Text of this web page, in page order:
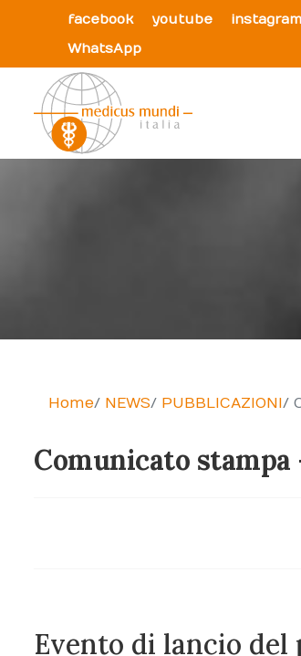
facebook youtube instagram
WhatsApp
Home NEWS PUBBLICAZIONI
Comunicato stampa
Evento di lancio del